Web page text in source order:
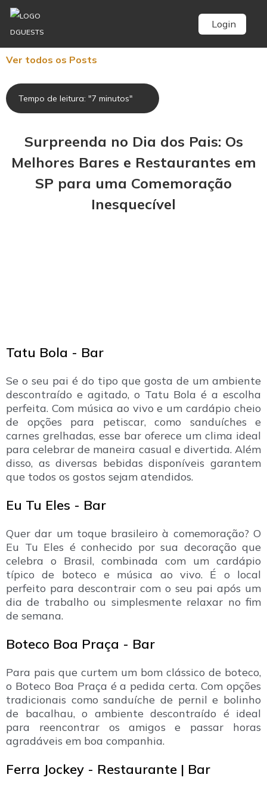
Login
Ver todos os Posts
Tempo de leitura: "7 minutos"
Surpreenda no Dia dos Pais: Os
Melhores Bares e Restaurantes em
SP para uma Comemoração
Inesquecível
Tatu Bola - Bar
Se o seu pai é do tipo que gosta de um ambiente
descontraído e agitado, o Tatu Bola é a escolha
perfeita. Com música ao vivo e um cardápio cheio
de opções para petiscar, como sanduíches e
carnes grelhadas, esse bar oferece um clima ideal
para celebrar de maneira casual e divertida. Além
disso, as diversas bebidas disponíveis garantem
que todos os gostos sejam atendidos.
Eu Tu Eles - Bar
Quer dar um toque brasileiro à comemoração? O
Eu Tu Eles é conhecido por sua decoração que
celebra o Brasil, combinada com um cardápio
típico de boteco e música ao vivo. É o local
perfeito para descontrair com o seu pai após um
dia de trabalho ou simplesmente relaxar no fim
de semana.
Boteco Boa Praça - Bar
Para pais que curtem um bom clássico de boteco,
o Boteco Boa Praça é a pedida certa. Com opções
tradicionais como sanduíche de pernil e bolinho
de bacalhau, o ambiente descontraído é ideal
para reencontrar os amigos e passar horas
agradáveis em boa companhia.
Ferra Jockey - Restaurante | Bar